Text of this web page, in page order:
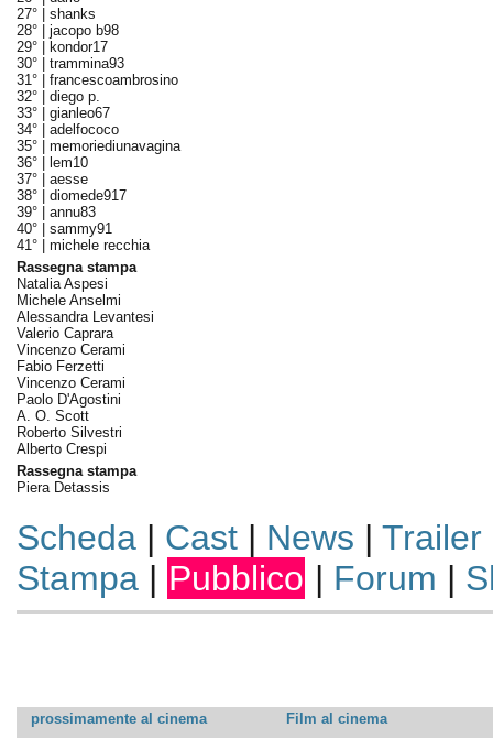
27° | shanks
28° | jacopo b98
29° |
kondor17
30° | trammina93
31° | francescoambrosino
32° | diego p.
33° | gianleo67
34° | adelfococo
35° | memoriediunavagina
36° |
lem10
37° | aesse
38° | diomede917
39° | annu83
40° | sammy91
41° | michele recchia
Rassegna stampa
Natalia Aspesi
Michele Anselmi
Alessandra Levantesi
Valerio Caprara
Vincenzo Cerami
Fabio Ferzetti
Vincenzo Cerami
Paolo D'Agostini
A. O. Scott
Roberto Silvestri
Alberto Crespi
Rassegna stampa
Piera Detassis
Scheda| Cast| News | Trailer
Stampa| Pubblico | Forum |
prossimamente al cinema
Film al cinema